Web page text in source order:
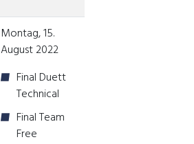
Montag, 15.
August 2022
Final Duett
Technical
Final Team
Free